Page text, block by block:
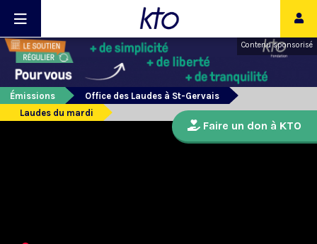
Contenu sponsorisé
Émissions
Office des Laudes à St-Gervais
Laudes du mardi
Faire un don à KTO